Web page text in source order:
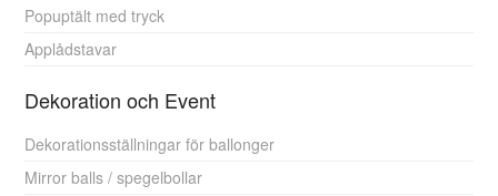
Popuptält med tryck
Applådstavar
Dekoration och Event
Dekorationsställningar för ballonger
Mirror balls / spegelbollar